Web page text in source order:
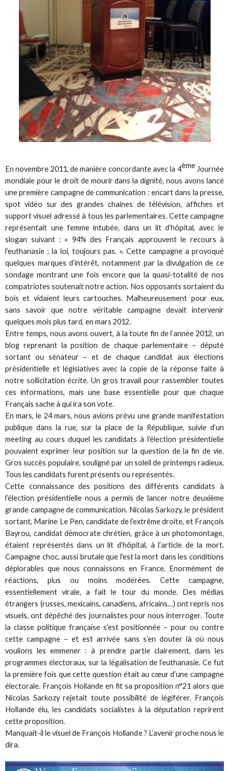
En novembre 2011, de manière concordante avec la 4ème Journée
mondiale pour le droit de mourir dans la dignité, nous avons lancé
une première campagne de communication : encart dans la presse,
spot vidéo sur des grandes chaines de télévision, affiches et
support visuel adressé à tous les parlementaires. Cette campagne
représentait une femme intubée, dans un lit d’hôpital, avec le
slogan suivant : « 94% des Français approuvent le recours à
l’euthanasie ; la loi, toujours pas. ». Cette campagne a provoqué
quelques marques d’intérêt, notamment par la divulgation de ce
sondage montrant une fois encore que la quasi-totalité de nos
compatriotes soutenait notre action. Nos opposants sortaient du
bois et vidaient leurs cartouches. Malheureusement pour eux,
sans savoir que notre véritable campagne devait intervenir
quelques mois plus tard, en mars 2012.
Entre temps, nous avons ouvert, à la toute fin de l’année 2012, un
blog reprenant la position de chaque parlementaire – député
sortant ou sénateur – et de chaque candidat aux élections
présidentielle et législatives avec la copie de la réponse faite à
notre sollicitation écrite. Un gros travail pour rassembler toutes
ces informations, mais une base essentielle pour que chaque
Français sache à qui ira son vote.
En mars, le 24 mars, nous avions prévu une grande manifestation
publique dans la rue, sur la place de la République, suivie d’un
meeting au cours duquel les candidats à l’élection présidentielle
pouvaient exprimer leur position sur la question de la fin de vie.
Gros succès populaire, souligné par un soleil de printemps radieux.
Tous les candidats furent présents ou représentés.
Cette connaissance des positions des différents candidats à
l’élection présidentielle nous a permis de lancer notre deuxième
grande campagne de communication. Nicolas Sarkozy, le président
sortant, Marine Le Pen, candidate de l’extrême droite, et François
Bayrou, candidat démocrate chrétien, grâce à un photomontage,
étaient représentés dans un lit d’hôpital, à l’article de la mort.
Campagne choc, aussi brutale que l’est la mort dans les conditions
déplorables que nous connaissons en France. Enormément de
réactions, plus ou moins modérées. Cette campagne,
essentiellement virale, a fait le tour du monde. Des médias
étrangers (russes, mexicains, canadiens, africains…) ont repris nos
visuels, ont dépêché des journalistes pour nous interroger. Toute
la classe politique française s’est positionnée – pour ou contre
cette campagne – et est arrivée sans s’en douter là où nous
voulions les emmener : à prendre partie clairement, dans les
programmes électoraux, sur la légalisation de l’euthanasie. Ce fut
la première fois que cette question était au cœur d’une campagne
électorale. François Hollande en fit sa proposition n°21 alors que
Nicolas Sarkozy rejetait toute possibilité de légiférer. François
Hollande élu, les candidats socialistes à la députation reprirent
cette proposition.
Manquait-il le visuel de François Hollande ? L’avenir proche nous le
dira.